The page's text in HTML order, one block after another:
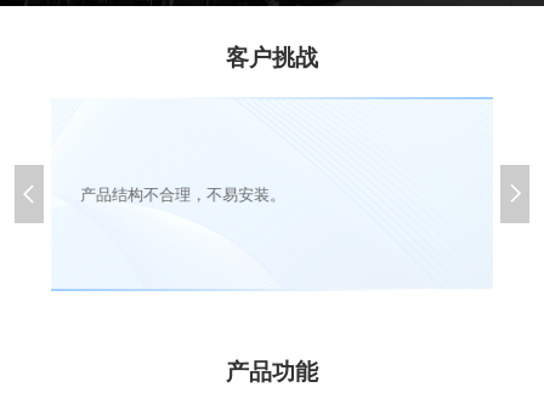
客户挑战
产品结构不合理，不易安装。 

产品功能